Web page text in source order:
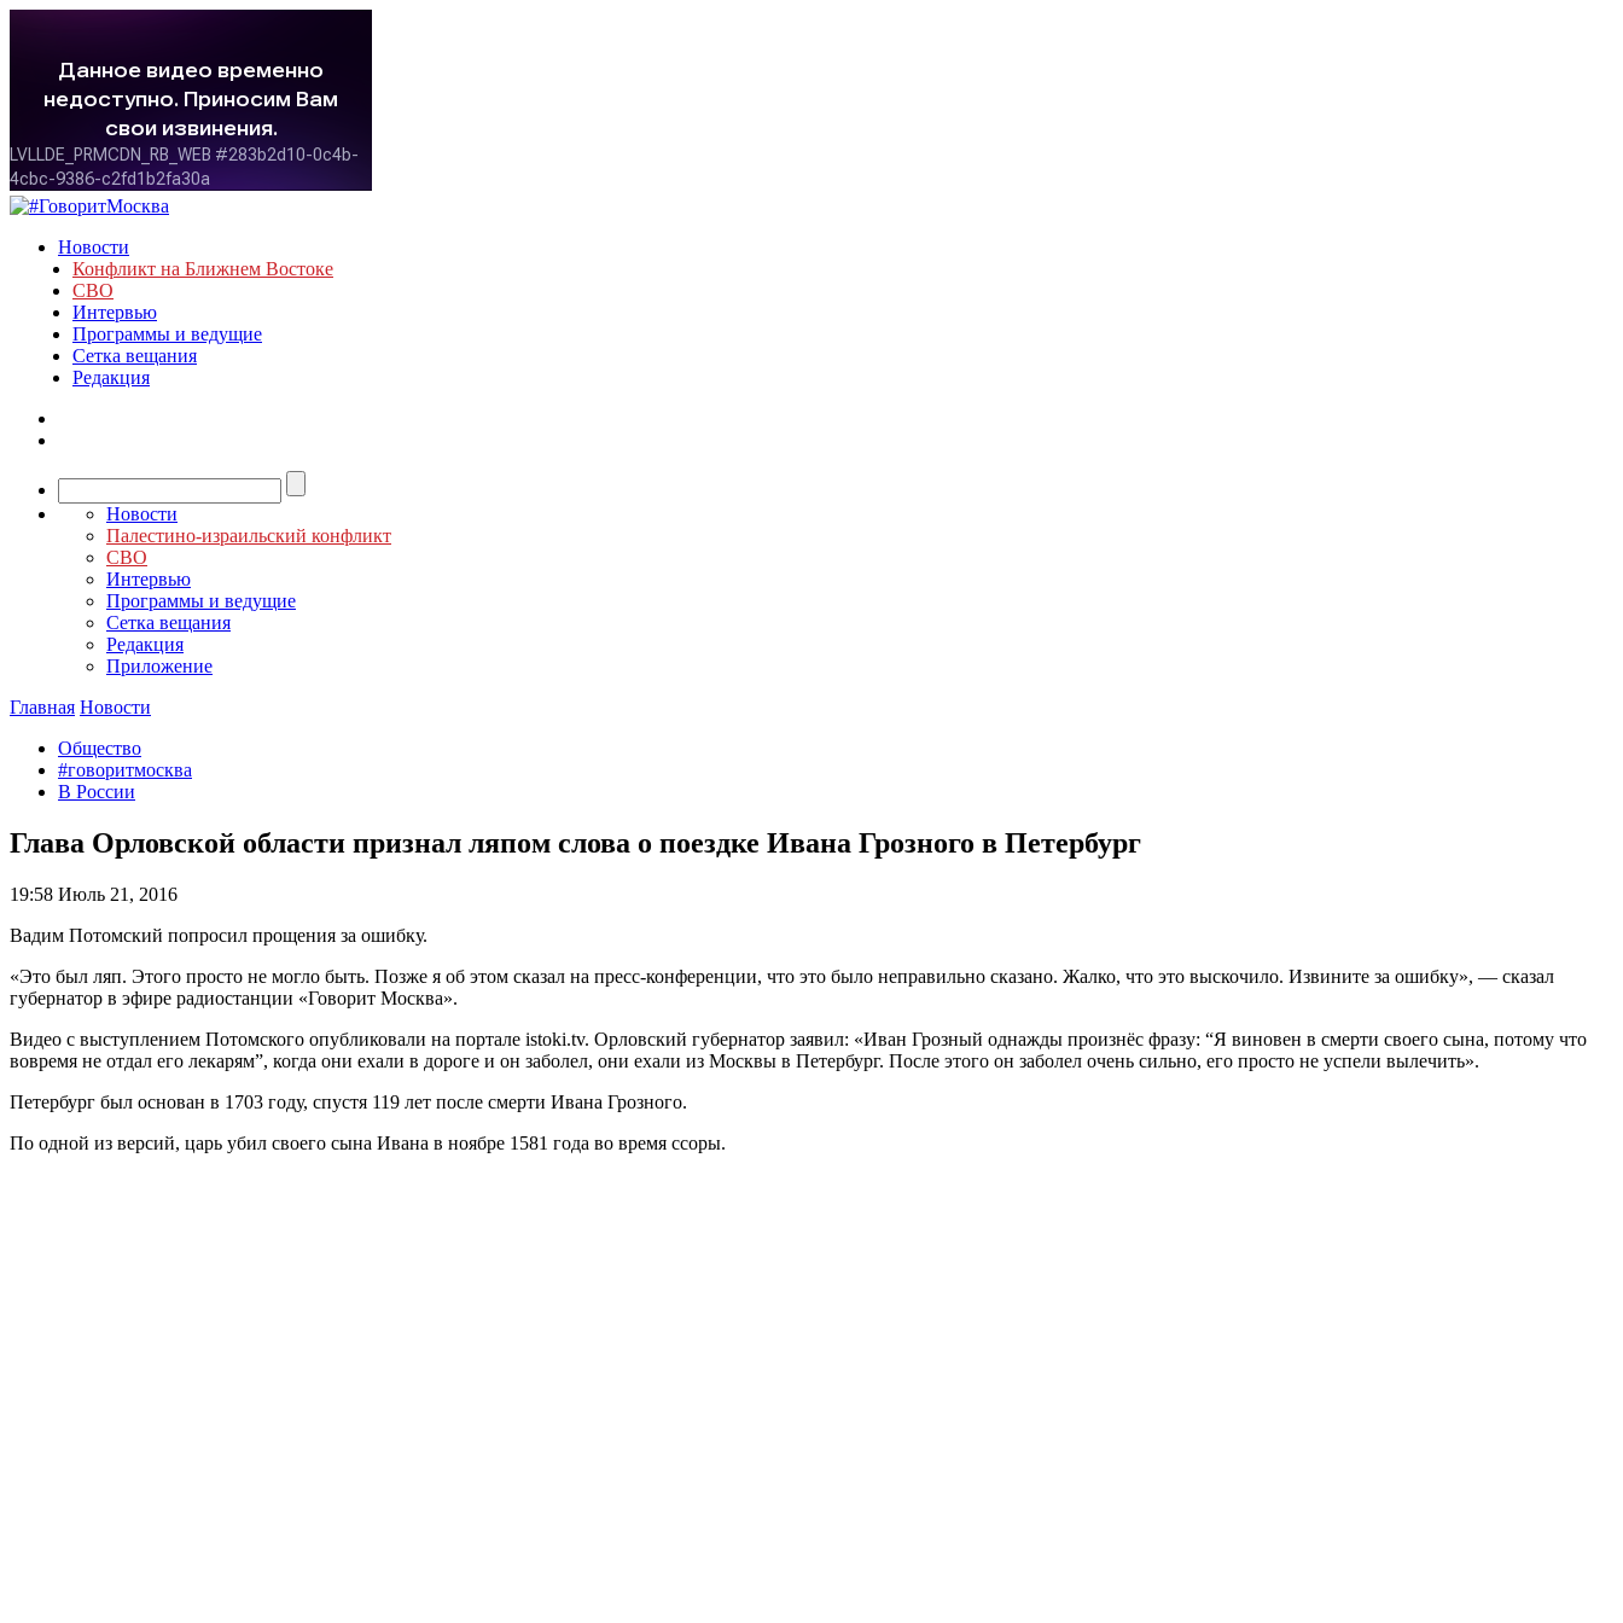
Новости
Конфликт на Ближнем Востоке
СВО
Интервью
Программы и ведущие
Сетка вещания
Редакция
Новости
Палестино-израильский конфликт
СВО
Интервью
Программы и ведущие
Сетка вещания
Редакция
Приложение
Главная Новости
Общество
#говоритмосква
В России
Глава Орловской области признал ляпом слова о поездке Ивана Грозного в Петербург
19:58 Июль 21, 2016
Вадим Потомский попросил прощения за ошибку.
«Это был ляп. Этого просто не могло быть. Позже я об этом сказал на пресс-конференции, что это было неправильно сказано. Жалко, что это выскочило. Извините за ошибку», — сказал
губернатор в эфире радиостанции «Говорит Москва».
Видео с выступлением Потомского опубликовали на портале istoki.tv. Орловский губернатор заявил: «Иван Грозный однажды произнёс фразу: “Я виновен в смерти своего сына, потому что
вовремя не отдал его лекарям”, когда они ехали в дороге и он заболел, они ехали из Москвы в Петербург. После этого он заболел очень сильно, его просто не успели вылечить».
Петербург был основан в 1703 году, спустя 119 лет после смерти Ивана Грозного.
По одной из версий, царь убил своего сына Ивана в ноябре 1581 года во время ссоры.